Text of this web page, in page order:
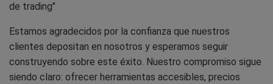
de trading"
Estamos agradecidos por la confianza que nuestros
clientes depositan en nosotros y esperamos seguir
construyendo sobre este éxito. Nuestro compromiso sigue
siendo claro: ofrecer herramientas accesibles, precios